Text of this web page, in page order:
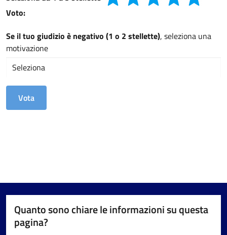
Voto:
Se il tuo giudizio è negativo (1 o 2 stellette), seleziona una
motivazione
Quanto sono chiare le informazioni su questa
pagina?